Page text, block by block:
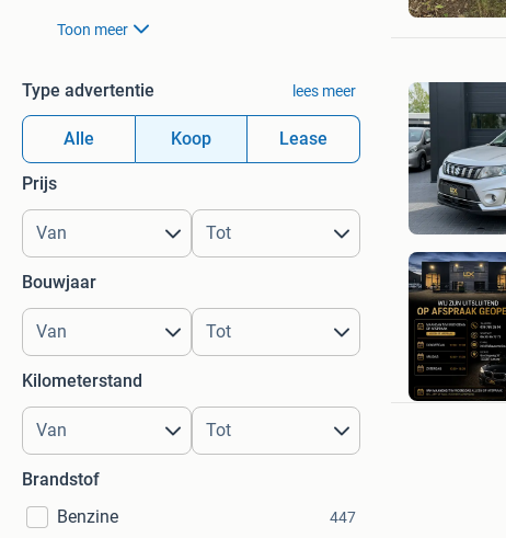
Toon meer
Type advertentie lees meer
Alle Koop Lease
Prijs
Bouwjaar
Kilometerstand
Brandstof
Benzine
447
Hall